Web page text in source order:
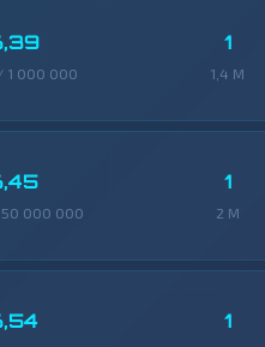
1 000 000
1
1,4 M
000 000
1
2 M
1